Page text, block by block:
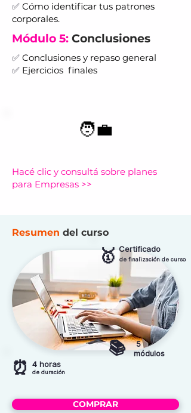
✅ Cómo identificar tus patrones
corporales.
Módulo 5: Conclusiones
✅ Conclusiones y repaso general
✅ Ejercicios finales
🧑‍💼
Hacé clic y consultá sobre planes
para Empresas >>
Resumen del curso
⏰ 4 horas
de duración
🥇 Certificado
de finalización de curso
📚
5
módulos
COMPRAR